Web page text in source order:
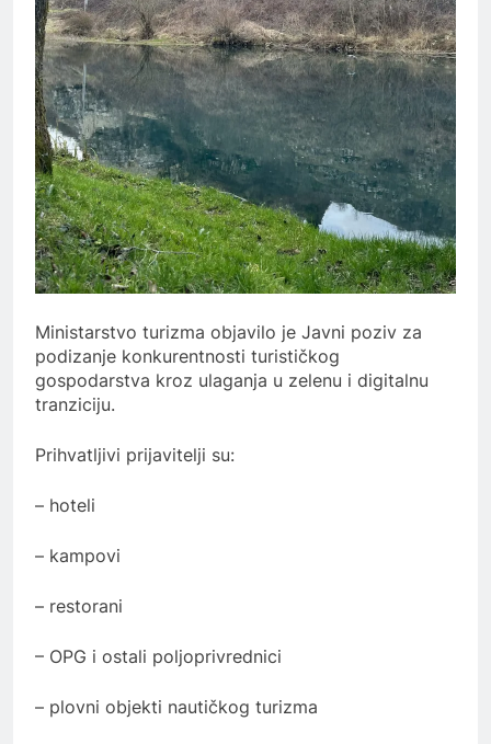
Ministarstvo turizma objavilo je Javni poziv za
podizanje konkurentnosti turističkog
gospodarstva kroz ulaganja u zelenu i digitalnu
tranziciju.
Prihvatljivi prijavitelji su:
– hoteli
– kampovi
– restorani
– OPG i ostali poljoprivrednici
– plovni objekti nautičkog turizma